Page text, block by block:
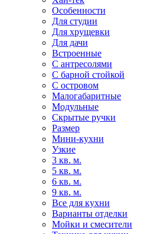
Особенности
Для студии
Для хрущевки
Для дачи
Встроенные
С антресолями
С барной стойкой
С островом
Малогабаритные
Модульные
Скрытые ручки
Размер
Мини-кухни
Узкие
3 кв. м.
5 кв. м.
6 кв. м.
9 кв. м.
Все для кухни
Варианты отделки
Мойки и смесители